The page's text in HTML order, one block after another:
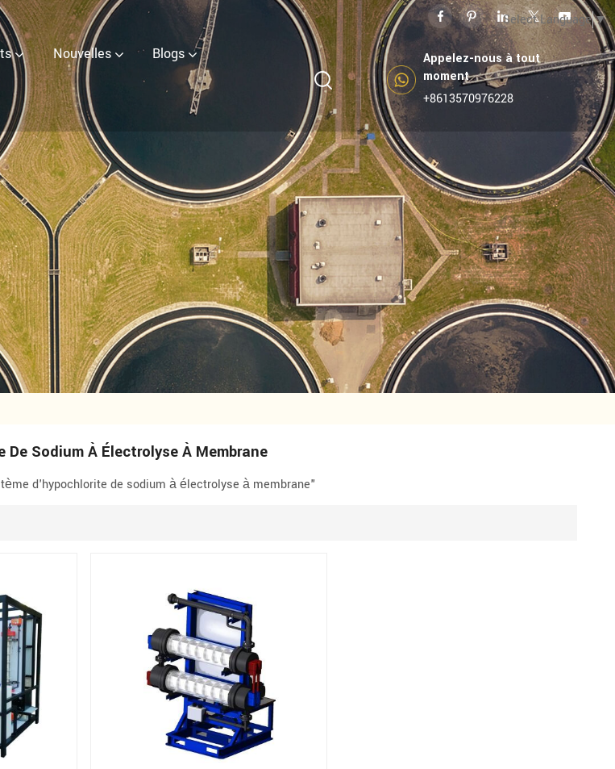
Select Language▼
Nouvelles Blogs
Appelez-nous à tout
moment
+8613570976228
Sodium À Électrolyse À Membrane
d'hypochlorite de sodium à électrolyse à membrane"